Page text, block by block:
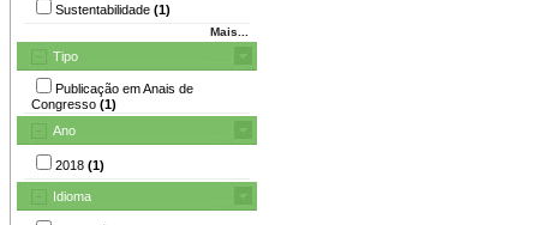
Sustentabilidade (1)
Mais...
Tipo
Publicação em Anais de
Congresso (1)
Ano
2018 (1)
Idioma